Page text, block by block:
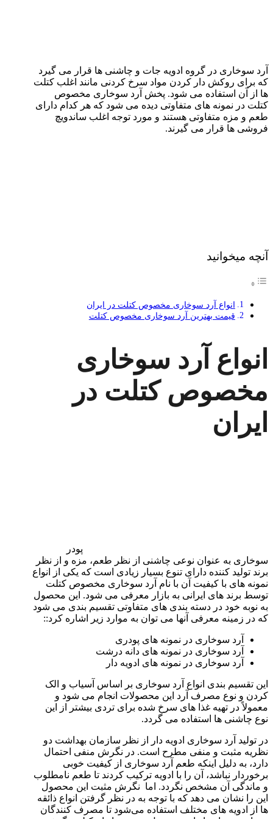
آرد سوخاری در گروه ادویه جات و چاشنی ها قرار می گیرد
که برای روکش دار کردن مواد سرخ کردنی مانند اغلب کتلت
ها از آن استفاده می ‌شود. پخش آرد سوخاری مخصوص
کتلت در نمونه های متفاوتی دیده می ‌شود که هر کدام دارای
طعم و مزه متفاوتی هستند و مورد توجه اغلب ساندویچ
فروشی ها قرار می گیرند.
آنچه میخوانید
انواع آرد سوخاری مخصوص کتلت در ایران
قیمت بهترین آرد سوخاری مخصوص کتلت
انواع آرد سوخاری
مخصوص کتلت در
ایران
پودر
سوخاری به عنوان نوعی چاشنی از نظر طعم، مزه و از نظر
برند تولید کننده دارای تنوع بسیار زیادی است که یکی از انواع
نمونه های با کیفیت آن با نام آرد سوخاری مخصوص کتلت
توسط برند های ایرانی به بازار معرفی می ‌شود. این محصول
به نوبه خود در دسته بندی های متفاوتی تقسیم بندی می شود
که در زمینه معرفی آنها می توان به موارد زیر اشاره کرد::
آرد سوخاری در نمونه‌ های پودری
آرد سوخاری در نمونه‌ های دانه درشت
آرد سوخاری در نمونه ‌های ادویه‌ دار
این تقسیم بندی انواع آرد سوخاری بر اساس آسیاب و الک
کردن و نوع مصرف آرد این محصولات انجام می شود و
معمولاً در تهیه غذا های سرخ شده برای تردی بیشتر از این
نوع چاشنی ها استفاده می گردد.
در تولید آرد سوخاری ادویه دار از نظر سازمان بهداشت دو
نظریه مثبت و منفی مطرح است. در نگرش منفی احتمال
دارد، به دلیل اینکه طعم آرد سوخاری از کیفیت خوبی
برخوردار نباشد، آن را با ادویه ترکیب کردند تا طعم نامطلوب
و ماندگی آن مشخص نگردد. اما نگرش مثبت این محصول
این را نشان می دهد که با توجه به در نظر گرفتن انواع ذائقه
ها از ادویه های مختلف استفاده می‌شود تا مصرف کنندگان